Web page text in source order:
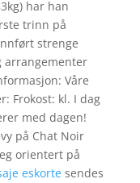
har han
trinn på
strenge
arrangementer
Våre
Frokost: kl. I dag
med dagen!
på Chat Noir
orientert på
eskortesendes